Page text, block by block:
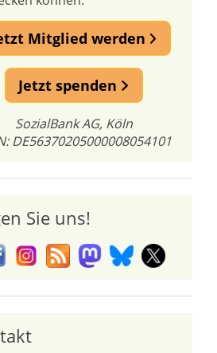
Mitglied werden
Jetzt spenden
SozialBank AG, Köln
DE56370205000008054101
Sie uns!